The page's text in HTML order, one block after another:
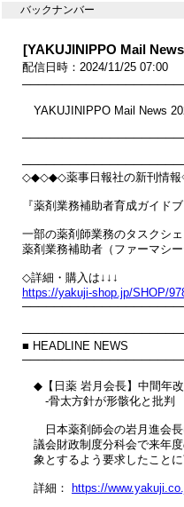
バックナンバー
[YAKUJINIPPO Mail
配信日時：2024/11/25 07:00
YAKUJINIPPO Mail News
◇◆◇◆◇薬事日報社の新刊
『薬剤業務補助者育成ガイド
一部の薬剤師業務のタスクシ
薬剤業務補助者（ファーマシ
https://yakuji-shop.jp/SHOP/
■ HEADLINE NEWS
◆【日薬 岩月会長】中間年改
‐骨太方針が形骸化と批判
日本薬剤師会の岩月進会長
議会財政制度分科会で来年
象とするよう要求したことに
詳細： https://